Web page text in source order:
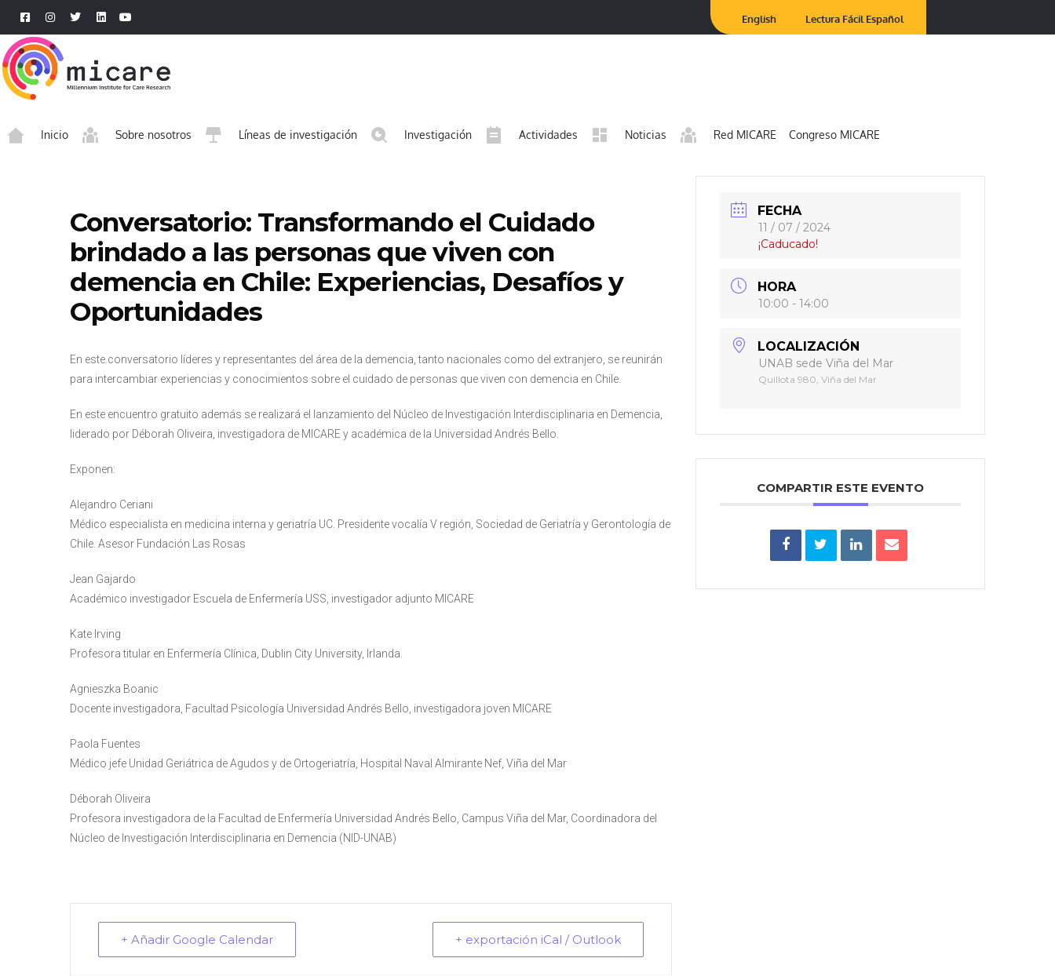
English Lectura Fácil Español
Inicio Sobre nosotros Líneas de investigación Investigación Actividades Noticias Red MICARE Congreso MICARE
Conversatorio: Transformando el Cuidado
brindado a las personas que viven con
demencia en Chile: Experiencias, Desafíos y
Oportunidades
En este conversatorio líderes y representantes del área de la demencia, tanto nacionales como del extranjero, se reunirán
para intercambiar experiencias y conocimientos sobre el cuidado de personas que viven con demencia en Chile.
En este encuentro gratuito además se realizará el lanzamiento del Núcleo de Investigación Interdisciplinaria en Demencia,
liderado por Déborah Oliveira, investigadora de MICARE y académica de la Universidad Andrés Bello.
Exponen:
Alejandro Ceriani
Médico especialista en medicina interna y geriatría UC. Presidente vocalía V región, Sociedad de Geriatría y Gerontología de
Chile. Asesor Fundación Las Rosas
Jean Gajardo
Académico investigador Escuela de Enfermería USS, investigador adjunto MICARE
Kate Irving
Profesora titular en Enfermería Clínica, Dublin City University, Irlanda.
Agnieszka Boanic
Docente investigadora, Facultad Psicología Universidad Andrés Bello, investigadora joven MICARE
Paola Fuentes
Médico jefe Unidad Geriátrica de Agudos y de Ortogeriatría, Hospital Naval Almirante Nef, Viña del Mar
Déborah Oliveira
Profesora investigadora de la Facultad de Enfermería Universidad Andrés Bello, Campus Viña del Mar, Coordinadora del
Núcleo de Investigación Interdisciplinaria en Demencia (NID-UNAB)
+ Añadir Google Calendar + exportación iCal / Outlook
FECHA
11 / 07 / 2024
¡Caducado!
HORA
10:00 - 14:00
LOCALIZACIÓN
UNAB sede Viña del Mar
Quillota 980, Viña del Mar
COMPARTIR ESTE EVENTO